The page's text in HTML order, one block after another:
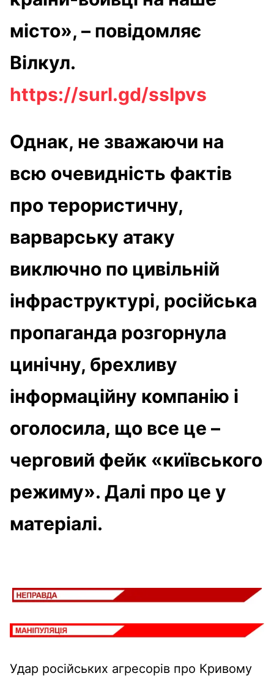
місто», – повідомляє
Вілкул.
https://surl.gd/sslpvs
Однак, не зважаючи на
всю очевидність фактів
про терористичну,
варварську атаку
виключно по цивільній
інфраструктурі, російська
пропаганда розгорнула
цинічну, брехливу
інформаційну компанію і
оголосила, що все це –
черговий фейк «київського
режиму». Далі про це у
матеріалі.
Удар російських агресорів про Кривому